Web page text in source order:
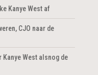
Kanye West af
CJO naar de
Kanye West alsnog de